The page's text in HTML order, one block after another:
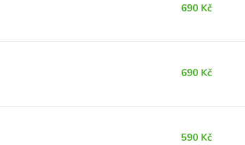
690 Kč
690 Kč
590 Kč